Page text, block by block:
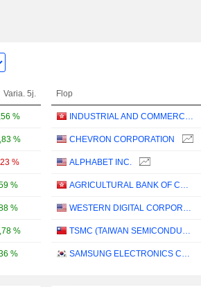
Varia. 5j.
%
%
%
%
%
%
%
Flop
CHEVRON CORPORATION
ALPHABET INC.